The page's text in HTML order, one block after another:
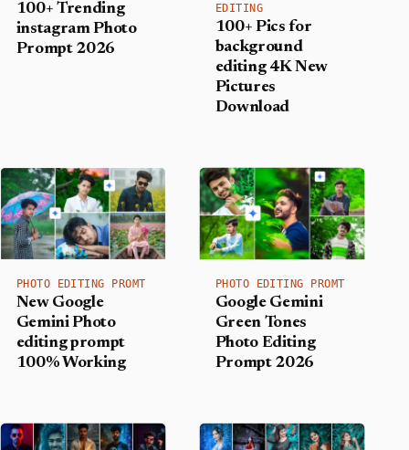
100+ Trending
instagram Photo
Prompt 2026
EDITING
100+ Pics for
background
editing 4K New
Pictures
Download
PHOTO EDITING PROMT
New Google
Gemini Photo
editing prompt
100% Working
PHOTO EDITING PROMT
Google Gemini
Green Tones
Photo Editing
Prompt 2026